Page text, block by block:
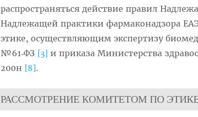
распространяться действие правил
Надлежащей практики фармаконадзора
этике, осуществляющим экспертизу
№61‑ФЗ
[3] и приказа Министерства
200н
[8] .
РАССМОТРЕНИЕ КОМИТЕТОМ ПО